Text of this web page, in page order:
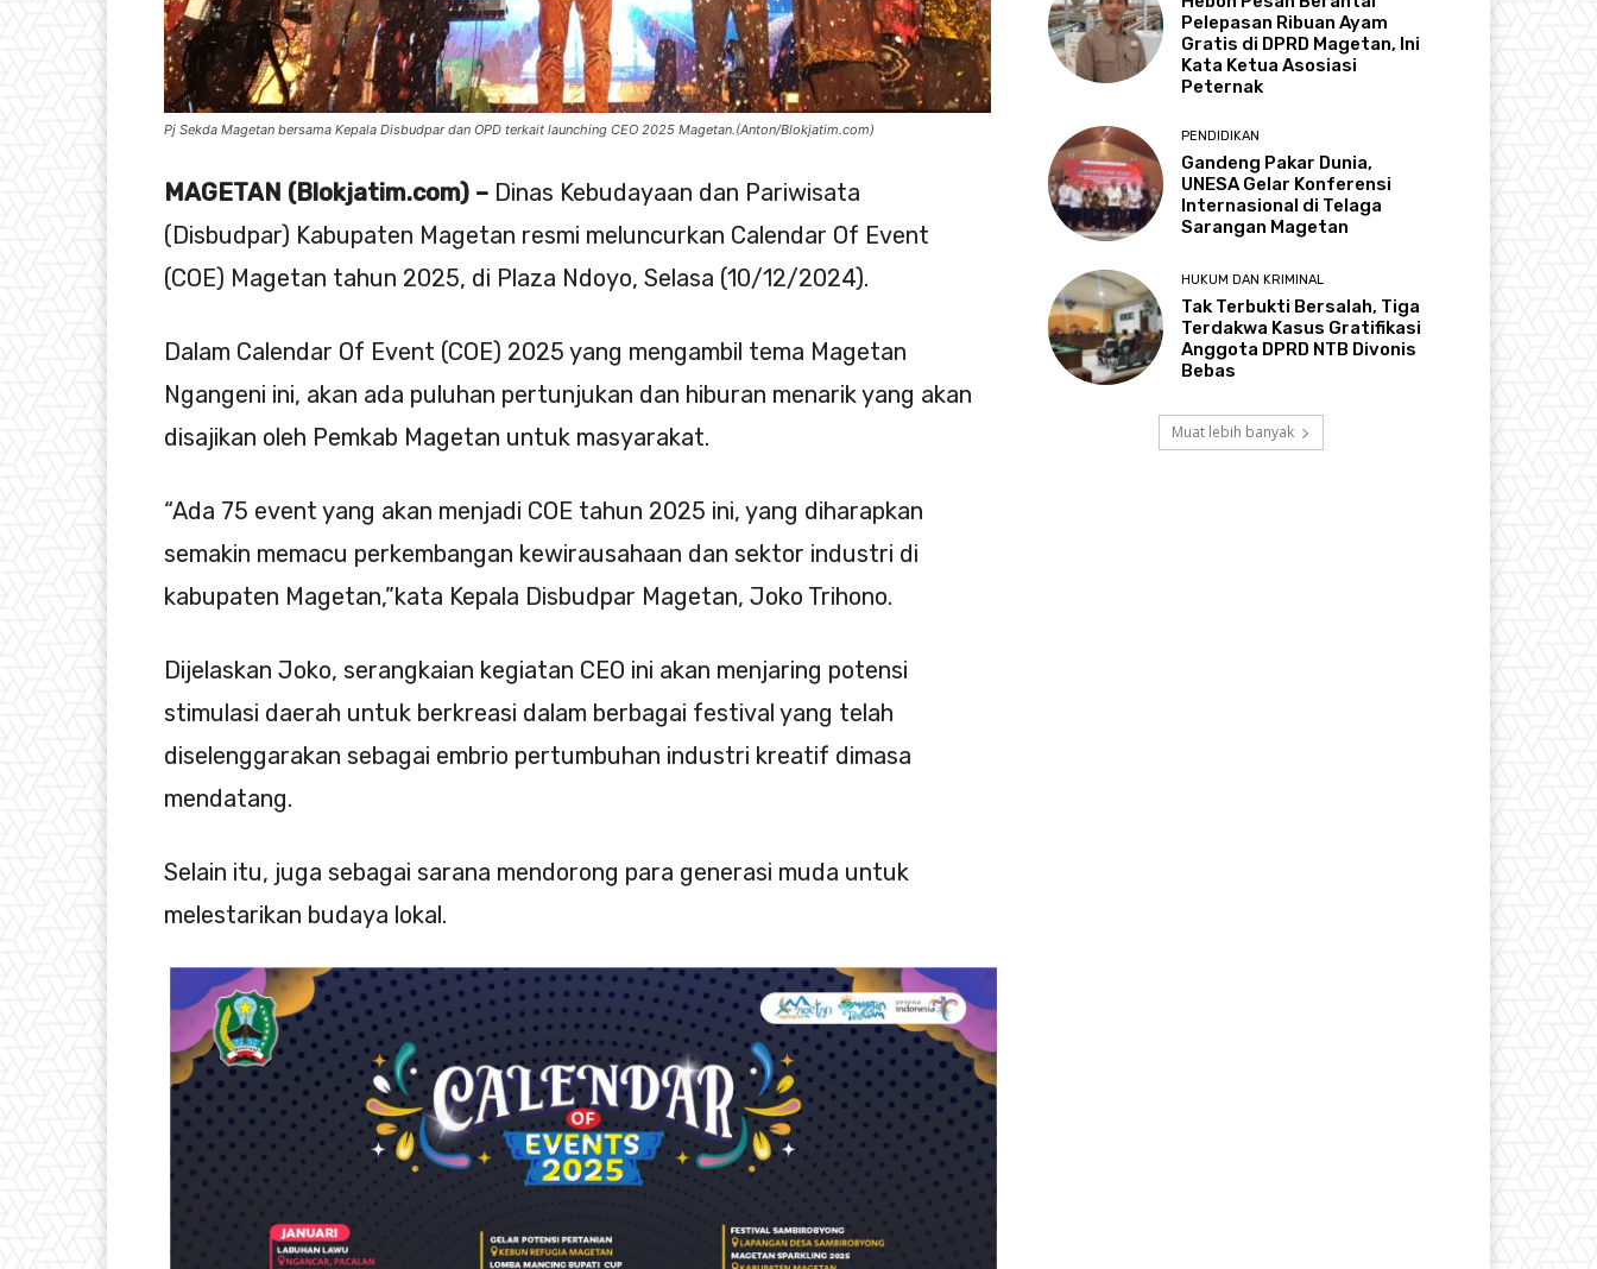
Pj Sekda Magetan bersama Kepala Disbudpar dan OPD terkait launching CEO 2025 Magetan.(Anton/Blokjatim.com)
MAGETAN (Blokjatim.com) – Dinas Kebudayaan dan Pariwisata
(Disbudpar) Kabupaten Magetan resmi meluncurkan Calendar Of Event
(COE) Magetan tahun 2025, di Plaza Ndoyo, Selasa (10/12/2024).
Dalam Calendar Of Event (COE) 2025 yang mengambil tema Magetan
Ngangeni ini, akan ada puluhan pertunjukan dan hiburan menarik yang akan
disajikan oleh Pemkab Magetan untuk masyarakat.
“Ada 75 event yang akan menjadi COE tahun 2025 ini, yang diharapkan
semakin memacu perkembangan kewirausahaan dan sektor industri di
kabupaten Magetan,”kata Kepala Disbudpar Magetan, Joko Trihono.
Dijelaskan Joko, serangkaian kegiatan CEO ini akan menjaring potensi
stimulasi daerah untuk berkreasi dalam berbagai festival yang telah
diselenggarakan sebagai embrio pertumbuhan industri kreatif dimasa
mendatang.
Selain itu, juga sebagai sarana mendorong para generasi muda untuk
melestarikan budaya lokal.
Pelepasan Ribuan Ayam
Gratis di DPRD Magetan, Ini
Kata Ketua Asosiasi
Peternak
PENDIDIKAN
Gandeng Pakar Dunia,
UNESA Gelar Konferensi
Internasional di Telaga
Sarangan Magetan
HUKUM DAN KRIMINAL
Tak Terbukti Bersalah, Tiga
Terdakwa Kasus Gratifikasi
Anggota DPRD NTB Divonis
Bebas
Muat lebih banyak